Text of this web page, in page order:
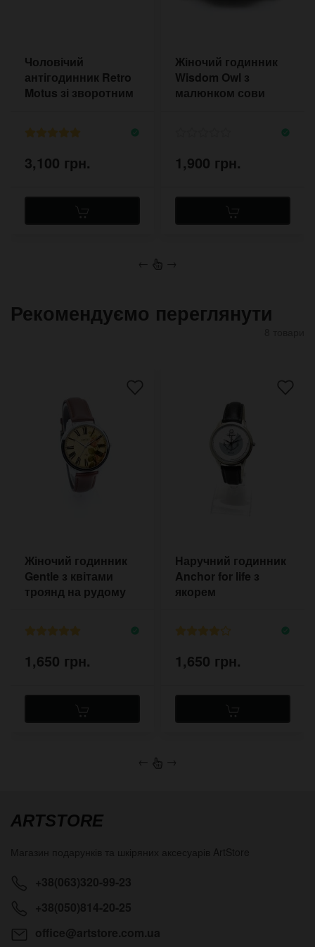
Чоловічий
антігодинник Retro
Motus зі зворотним
3,100 грн.
Жіночий годинник
Wisdom Owl з
малюнком сови
1,900 грн.
← →
Рекомендуємо переглянути
Жіночий годинник
Gentle з квітами
троянд на рудому
1,650 грн.
Наручний годинник
Anchor for life з
якорем
1,650 грн.
← →
ARTSTORE